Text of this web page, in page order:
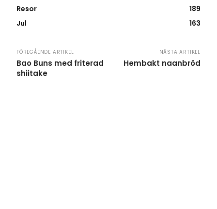
Resor
189
Jul
163
FÖREGÅENDE ARTIKEL
Bao Buns med friterad
shiitake
NÄSTA ARTIKEL
Hembakt naanbröd